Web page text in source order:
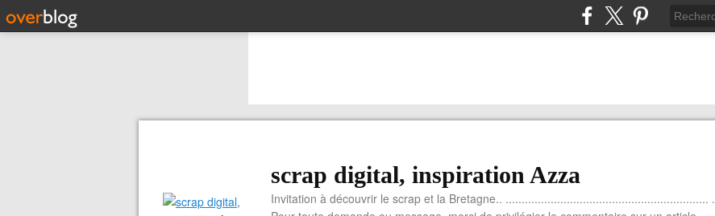
scrap digital, inspiration Azza
Invitation à découvrir le scrap et la Bretagne.. ............................................................... .